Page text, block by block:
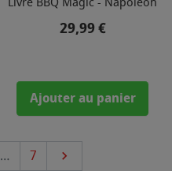
Prix
29,99 €
Ajouter au panier
… 7 Suivant
